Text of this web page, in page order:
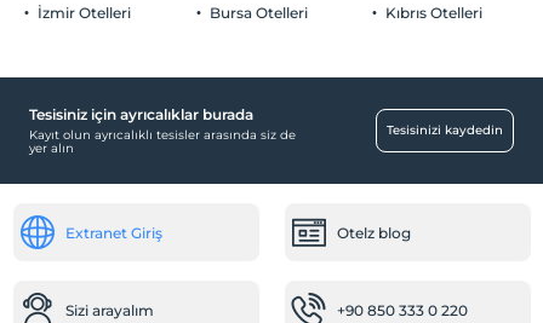
İzmir Otelleri Bursa Otelleri Kıbrıs Otelleri
Tesisiniz için ayrıcalıklar burada
Kayıt olun ayrıcalıklı tesisler arasında siz de
yer alın
Tesisinizi kaydedin
Extranet Giriş Otelz blog
Sizi arayalım +90 850 333 0 220